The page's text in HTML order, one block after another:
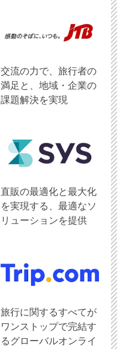
交流の力で、旅行者の
満足と、地域・企業の
課題解決を実現
直販の最適化と最大化
を実現する、最適なソ
リューションを提供
旅行に関するすべてが
ワンストップで完結す
るグローバルオンライ